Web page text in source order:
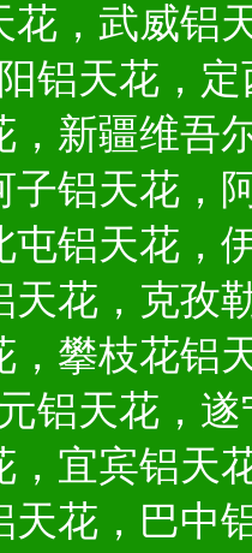
花，武威铝
铝天花，
，新疆维吾
子铝天花，
屯铝天花，
天花，克孜
，攀枝花铝
铝天花，
，宜宾铝天
天花，巴中